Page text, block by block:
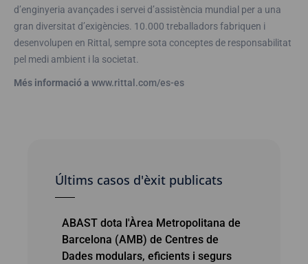
d’enginyeria avançades i servei d’assistència mundial per a una
gran diversitat d’exigències. 10.000 treballadors fabriquen i
desenvolupen en Rittal, sempre sota conceptes de responsabilitat
pel medi ambient i la societat.
Més informació a www.rittal.com/es-es
Últims casos d'èxit publicats
ABAST dota l'Àrea Metropolitana de
Barcelona (AMB) de Centres de
Dades modulars, eficients i segurs